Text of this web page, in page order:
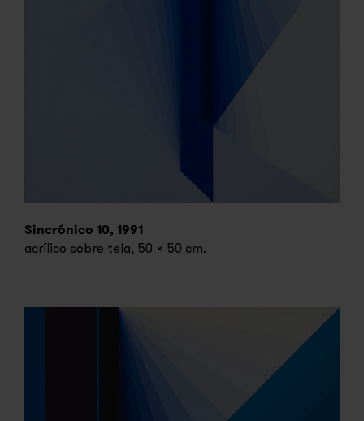
Sincrónico 10, 1991
acrílico sobre tela, 50 x 50 cm.